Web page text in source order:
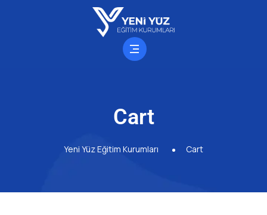
Cart
Yeni Yüz Eğitim Kurumları Cart